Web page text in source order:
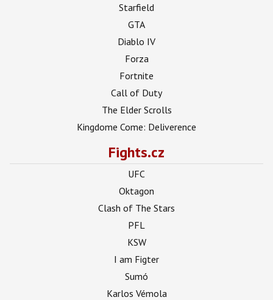
Starfield
GTA
Diablo IV
Forza
Fortnite
Call of Duty
The Elder Scrolls
Kingdome Come: Deliverence
Fights.cz
UFC
Oktagon
Clash of The Stars
PFL
KSW
I am Figter
Sumó
Karlos Vémola